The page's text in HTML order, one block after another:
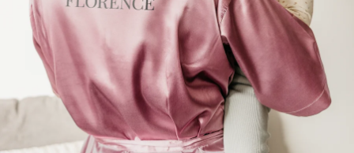
Carte de vœux gratuite
Créez quelque chose d’unique en quelques étapes – avec
son prénom, votre photo ou un message qui touche le cœur.
Sans complications, juste tout l’amour pour le moment idéal.